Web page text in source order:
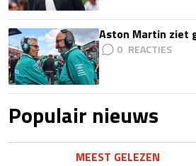
Aston Martin ziet
0
Populair nieuws
MEEST GELEZEN